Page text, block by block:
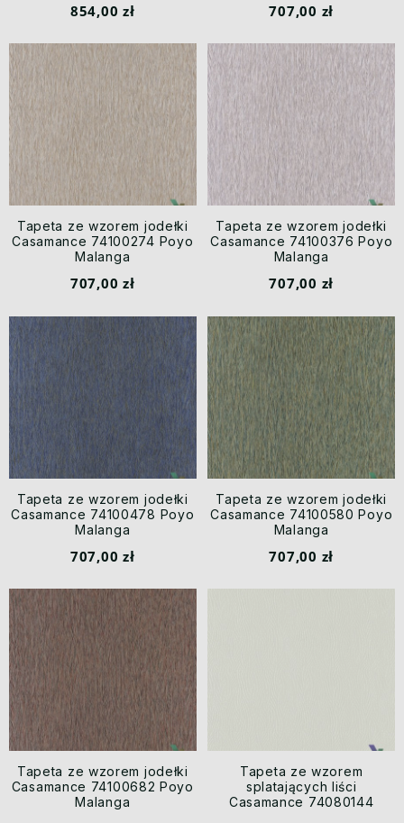
854,00 zł 707,00 zł
Tapeta ze wzorem jodełki
Casamance 74100274 Poyo
Malanga
707,00 zł
Tapeta ze wzorem jodełki
Casamance 74100376 Poyo
Malanga
707,00 zł
Tapeta ze wzorem jodełki
Casamance 74100478 Poyo
Malanga
707,00 zł
Tapeta ze wzorem jodełki
Casamance 74100580 Poyo
Malanga
707,00 zł
Tapeta ze wzorem jodełki
Casamance 74100682 Poyo
Malanga
Tapeta ze wzorem
splatających liści
Casamance 74080144